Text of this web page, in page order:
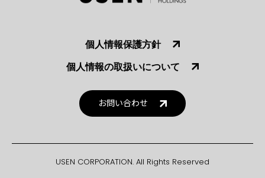
個人情報保護方針
個人情報の取扱いについて
お問い合わせ
USEN CORPORATION. All Rights Reserved